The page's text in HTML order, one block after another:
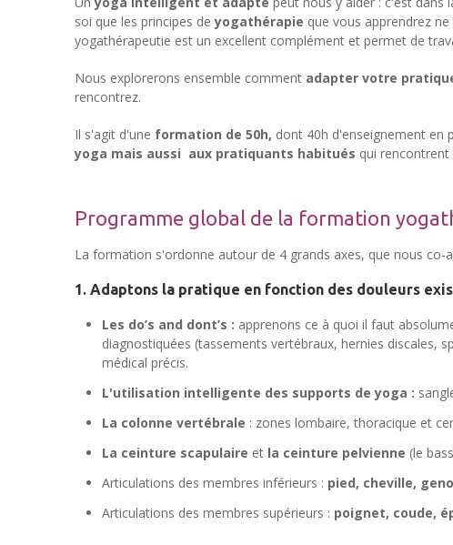
soi que les principes deyogathérapie que vous apprendrez
yogathérapeutie est un excellent complément et permet de
Nous explorerons ensemble comment adapter votre
rencontrez.
Il s'agit d'une formation de 50h, dont 40h d'enseignement en
yoga mais aussi aux pratiquants habitués qui
Programme global de la formation
La formation s'ordonne autour de 4 grands axes, que nous
1. Adaptons la pratique en fonction des douleurs
Les do’s and dont’s : apprenons ce à quoi il faut
diagnostiquées (tassements vertébraux, hernies
médical précis.
L'utilisation intelligente des supports de yoga :
La colonne vertébrale : zones lombaire, thoracique et
La ceinture scapulaire et la ceinture pelvienne (le
Articulations des membres inférieurs : pied, cheville,
Articulations des membres supérieurs : poignet, coude,